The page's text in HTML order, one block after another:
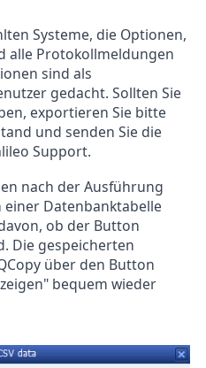
Systeme, die Optionen,
alle Protokollmeldungen
sind als
gedacht. Sollten Sie
exportieren Sie bitte
und senden Sie die
Support.
nach der Ausführung
Datenbanktabelle
ob der Button
Die gespeicherten
über den Button
bequem wieder